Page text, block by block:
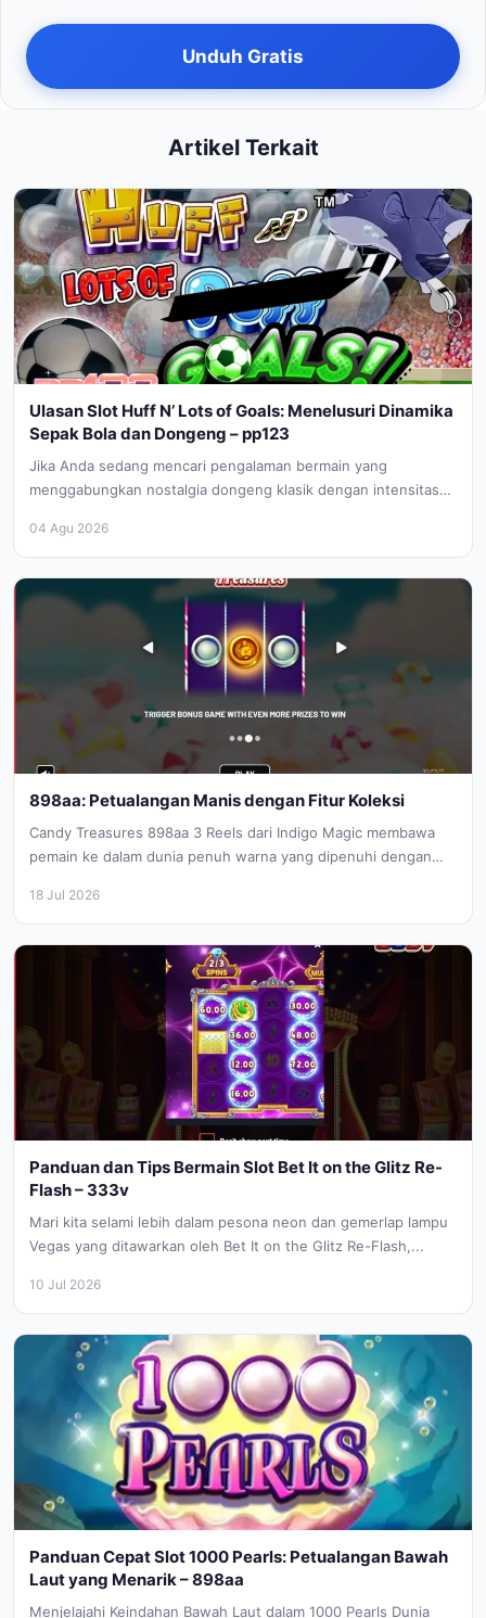
Unduh Gratis
Artikel Terkait
Ulasan Slot Huff N’ Lots of Goals: Menelusuri Dinamika
Sepak Bola dan Dongeng – pp123
Jika Anda sedang mencari pengalaman bermain yang
menggabungkan nostalgia dongeng klasik dengan intensitas
04 Agu 2026
898aa: Petualangan Manis dengan Fitur Koleksi
Candy Treasures 898aa 3 Reels dari Indigo Magic membawa
pemain ke dalam dunia penuh warna yang dipenuhi dengan
18 Jul 2026
Panduan dan Tips Bermain Slot Bet It on the Glitz Re-
Flash – 333v
Mari kita selami lebih dalam pesona neon dan gemerlap lampu
Vegas yang ditawarkan oleh Bet It on the Glitz Re-Flash,...
10 Jul 2026
Panduan Cepat Slot 1000 Pearls: Petualangan Bawah
Laut yang Menarik – 898aa
Menjelajahi Keindahan Bawah Laut dalam 1000 Pearls Dunia